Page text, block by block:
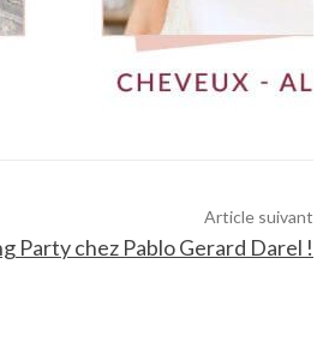
Article suivant
Party chez Pablo Gerard Darel !